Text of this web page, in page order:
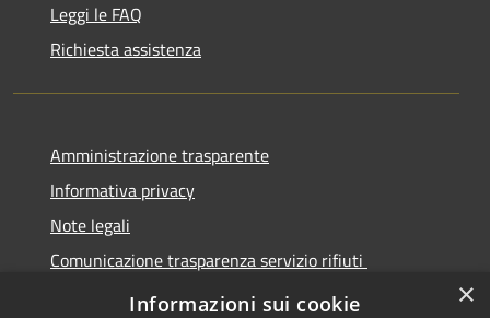
Leggi le FAQ
Richiesta assistenza
Amministrazione trasparente
Informativa privacy
Note legali
Comunicazione trasparenza servizio rifiuti
Dichiarazione di accessibilità
×
Informazioni sui cookie